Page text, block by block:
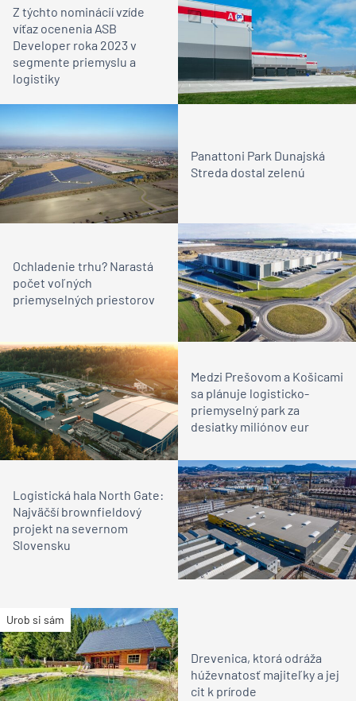
Z týchto nominácií vzíde
víťaz ocenenia ASB
Developer roka 2023 v
segmente priemyslu a
logistiky
Panattoni Park Dunajská
Streda dostal zelenú
Ochladenie trhu? Narastá
počet voľných
priemyselných priestorov
Medzi Prešovom a Košicami
sa plánuje logisticko-
priemyselný park za
desiatky miliónov eur
Logistická hala North Gate:
Najväčší brownfieldový
projekt na severnom
Slovensku
Urob si sám
Drevenica, ktorá odráža
húževnatosť majiteľky a jej
cit k prírode